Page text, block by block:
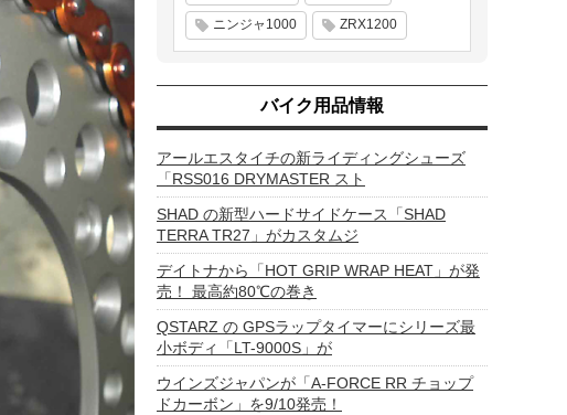
ニンジャ1000 ZRX1200
バイク用品情報
アールエスタイチの新ライディングシューズ
「RSS016 DRYMASTER スト
SHAD の新型ハードサイドケース「SHAD
TERRA TR27」がカスタムジ
デイトナから「HOT GRIP WRAP HEAT」が発
売！ 最高約80℃の巻き
QSTARZ の GPSラップタイマーにシリーズ最
小ボディ「LT-9000S」が
ウインズジャパンが「A-FORCE RR チョップ
ドカーボン」を9/10発売！